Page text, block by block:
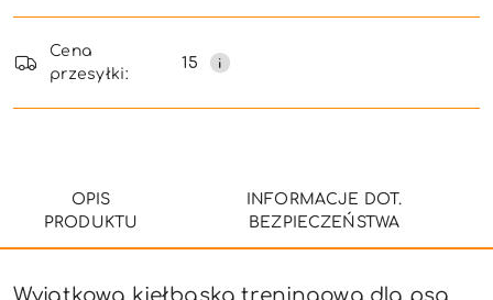
i
dostawa
Cena
przesyłki:
15
OPIS
PRODUKTU
INFORMACJE DOT.
BEZPIECZEŃSTWA
Wyjątkowa kiełbaska treningowa dla psa